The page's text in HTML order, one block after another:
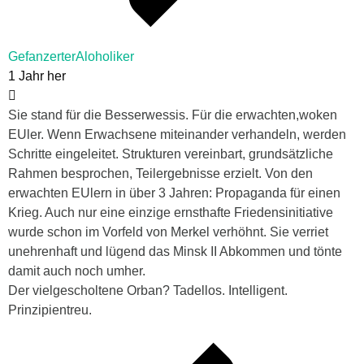
GefanzerterAloholiker
1 Jahr her
Sie stand für die Besserwessis. Für die erwachten,woken
EUler. Wenn Erwachsene miteinander verhandeln, werden
Schritte eingeleitet. Strukturen vereinbart, grundsätzliche
Rahmen besprochen, Teilergebnisse erzielt. Von den
erwachten EUlern in über 3 Jahren: Propaganda für einen
Krieg. Auch nur eine einzige ernsthafte Friedensinitiative
wurde schon im Vorfeld von Merkel verhöhnt. Sie verriet
unehrenhaft und lügend das Minsk II Abkommen und tönte
damit auch noch umher.
Der vielgescholtene Orban? Tadellos. Intelligent.
Prinzipientreu.